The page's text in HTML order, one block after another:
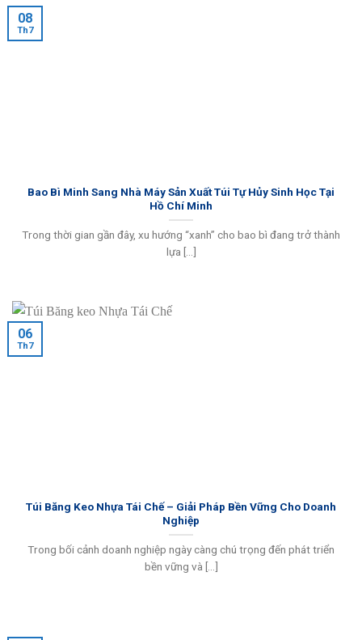
Bao Bì Minh Sang Nhà Máy Sản Xuất Túi Tự Hủy Sinh Học Tại
Hồ Chí Minh
Trong thời gian gần đây, xu hướng “xanh” cho bao bì đang trở thành
lựa [...]
08
Th7
Túi Băng Keo Nhựa Tái Chế – Giải Pháp Bền Vững Cho Doanh
Nghiệp
Trong bối cảnh doanh nghiệp ngày càng chú trọng đến phát triển
bền vững và [...]
06
Th7